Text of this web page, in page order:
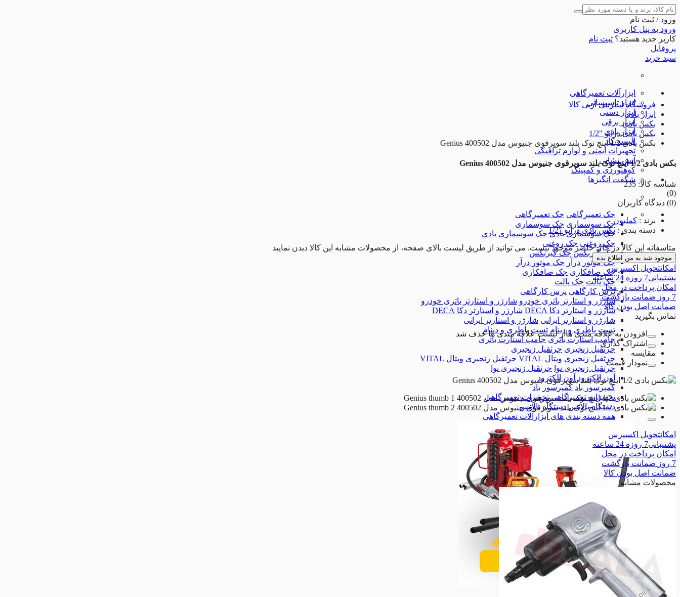
ورود / ثبت نام
ورود به پنل کاربری
کاربر جدید هستید؟ ثبت نام
پروفایل
سبد خرید
ابزارآلات تعمیرگاهی
ابزار تاسیساتی
ابزار دستی
ابزار برقی
ابزار بادی
البسه کار
تجهیزات ایمنی و لوازم ترافیکی
آتش نشانی
کوهنوردی و کمپینگ
شگفت انگیزها
جک تعمیرگاهی جک تعمیرگاهی
جک سوسماری جک سوسماری
جک سوسماری بادی جک سوسماری بادی
جک روغنی جک روغنی
جک گیربکس جک گیربکس
جک موتور درآر جک موتور درآر
جک صافکاری جک صافکاری
جک پالت جک پالت
پرس کارگاهی پرس کارگاهی
شارژر و استارتر باتری خودرو شارژر و استارتر باتری خودرو
شارژر و استارتر دکا DECA
شارژر و استارتر دکا DECA
شارژر و استارتر ایرانی شارژر و استارتر ایرانی
تست باطری و دینام تست باطری و دینام
جامپ استارت باتری جامپ استارت باتری
جرثقیل زنجیری جرثقیل زنجیری
جرثقیل زنجیری ویتال VITAL
جرثقیل زنجیری ویتال VITAL
جرثقیل زنجیری نوا جرثقیل زنجیری نوا
آون الکترود آون الکترود
کمپرسور باد کمپرسور باد
تجهیزات تعمیرگاهی تجهیزات تعمیرگاهی
دستگاه بالانس دستگاه بالانس
همه دسته بندی های ابزارآلات تعمیرگاهی
ابزارآلات تعمیرگاهی
فروشگاه اینترنتی آربی کالا
ابزار بادی
بکس بادی
بکس بادی درایو "1/2
بکس بادی 1/2 اینچ نوک بلند سوپرقوی جنیوس مدل 400502 Genius
بکس بادی 1/2 اینچ نوک بلند سوپرقوی جنیوس مدل 400502 Genius
شناسه کالا: 235
(0)
(0) دیدگاه کاربران
برند : کملیون
دسته بندی : بکس بادی درایو "1/2
متاسفانه این کالا در حال حاضر موجود نیست. می توانید از طریق لیست بالای صفحه، از محصولات مشابه این کالا دیدن نمایید
موجود شد به من اطلاع بده
امکانتحویل اکسپرس
پشتیبانی7 روزه 24 ساعته
امکان پرداخت در محل
7 روز
ضمانت بازگشت
ضمانت اصل بودن کالا
تماس بگیرید
افزودن به علاقه مندی هااز لیست علاقه مندی ها حذف شد
اشتراک گذاری
مقایسه
نمودار قیمت
امکانتحویل اکسپرس
پشتیبانی7 روزه 24 ساعته
امکان پرداخت در محل
7 روز
ضمانت بازگشت
ضمانت اصل بودن کالا
محصولات مشابه